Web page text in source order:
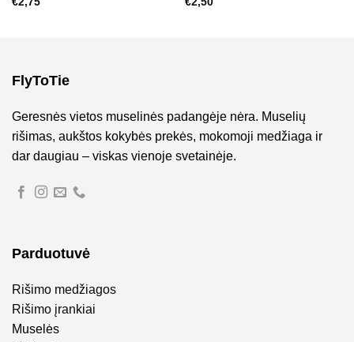
FlyToTie
Geresnės vietos muselinės padangėje nėra. Muselių
rišimas, aukštos kokybės prekės, mokomoji medžiaga ir
dar daugiau – viskas vienoje svetainėje.
Parduotuvė
Rišimo medžiagos
Rišimo įrankiai
Muselės